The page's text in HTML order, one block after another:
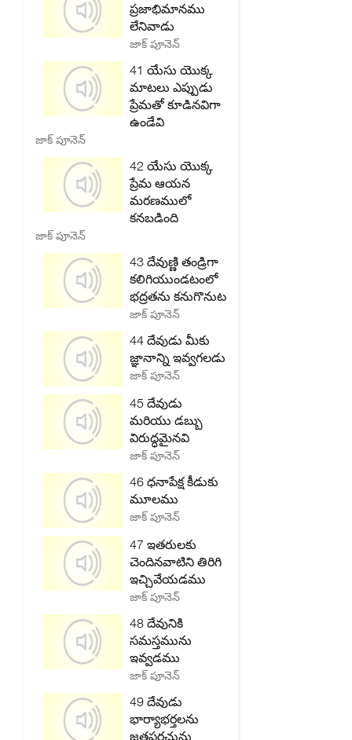
ప్రజాభిమానము
లేనివాడు
జాక్ పూనెన్
41 యేసు యొక్క
మాటలు ఎప్పుడు
ప్రేమతో కూడినవిగా
ఉండేవి
జాక్ పూనెన్
42 యేసు యొక్క
ప్రేమ ఆయన
మరణములో
కనబడింది
జాక్ పూనెన్
43 దేవుణ్ణి తండ్రిగా
కలిగియుండటంలో
భద్రతను కనుగొనుట
జాక్ పూనెన్
44 దేవుడు మీకు
జ్ఞానాన్ని ఇవ్వగలడు
జాక్ పూనెన్
45 దేవుడు
మరియు డబ్బు
విరుద్ధమైనవి
జాక్ పూనెన్
46 ధనాపేక్ష కీడుకు
మూలము
జాక్ పూనెన్
47 ఇతరులకు
చెందినవాటిని తిరిగి
ఇచ్చివేయడము
జాక్ పూనెన్
48 దేవునికి
సమస్తమును
ఇవ్వడము
జాక్ పూనెన్
49 దేవుడు
భార్యాభర్తలను
జతపరచును